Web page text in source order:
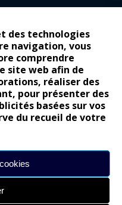
des technologies
navigation, vous
comprendre
site web afin de
réaliser des
pour présenter des
basées sur vos
du recueil de votre
Citroën
envoûtante ?